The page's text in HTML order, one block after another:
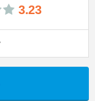
3.23